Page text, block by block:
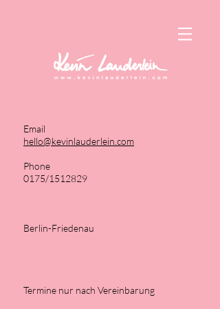
Email
hello@kevinlauderlein.com
Phone
0175/1512829
Berlin-Friedenau
Termine nur nach Vereinbarung